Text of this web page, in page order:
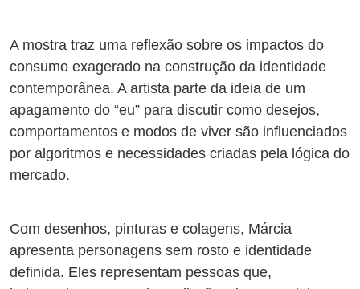
A mostra traz uma reflexão sobre os impactos do
consumo exagerado na construção da identidade
contemporânea. A artista parte da ideia de um
apagamento do “eu” para discutir como desejos,
comportamentos e modos de viver são influenciados
por algoritmos e necessidades criadas pela lógica do
mercado.
Com desenhos, pinturas e colagens, Márcia
apresenta personagens sem rosto e identidade
definida. Eles representam pessoas que,